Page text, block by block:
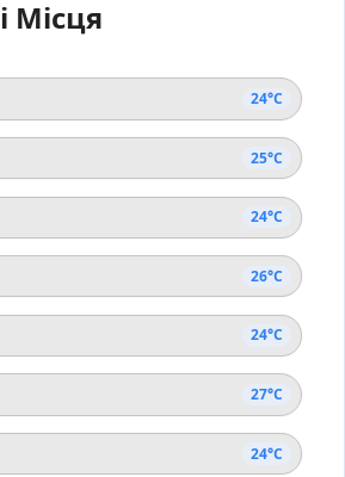
Місця
24°C
25°C
24°C
26°C
24°C
27°C
24°C